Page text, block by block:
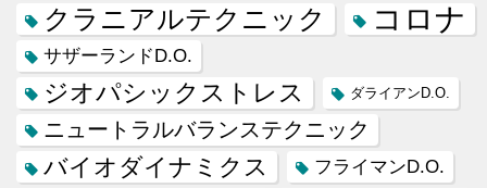
クラニアルテクニック コロナ
サザーランドD.O.
ジオパシックストレス ダライアンD.O.
ニュートラルバランステクニック
バイオダイナミクス フライマンD.O.